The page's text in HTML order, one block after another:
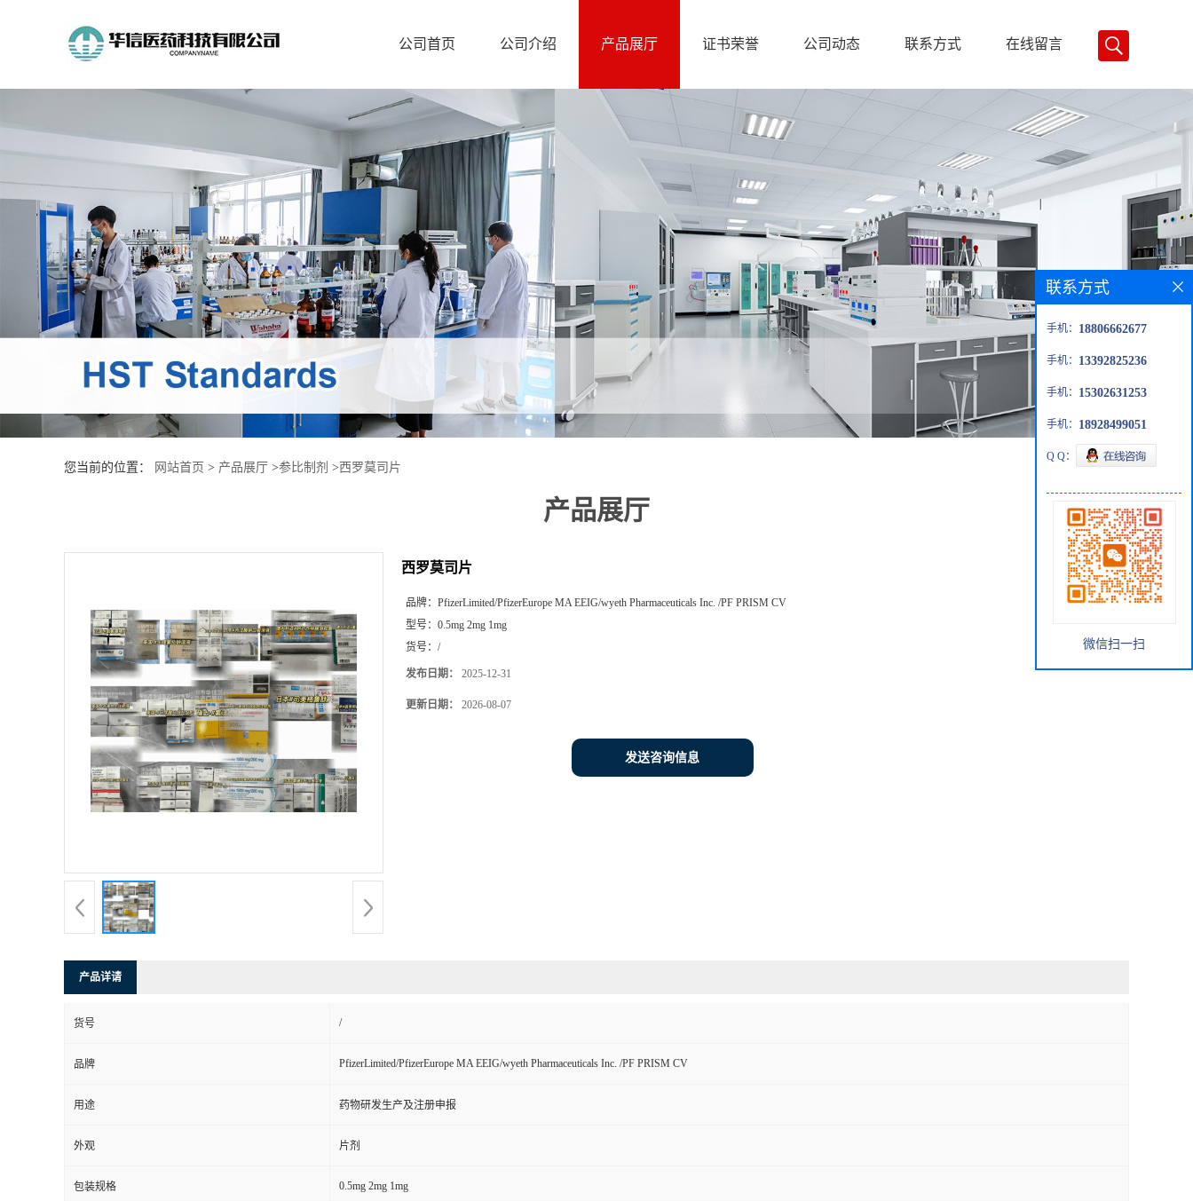
页
司
介
公司首页 公司介绍 产品展厅 证书荣誉 公司动态 联系方式 在线留言
您当前的位置： 网站首页 > 产品展厅 >参比制剂 >西罗莫司片
产品展厅
西罗莫司片
品牌： PfizerLimited/PfizerEurope MA EEIG/wyeth Pharmaceuticals Inc. /PF PRISM CV
型号： 0.5mg 2mg 1mg
货号： /
发布日期： 2025-12-31
更新日期： 2026-08-07
发送咨询信息
产品详请
货号 /
品牌 PfizerLimited/PfizerEurope MA EEIG/wyeth Pharmaceuticals Inc. /PF PRISM CV
用途 药物研发生产及注册申报
外观 片剂
包装规格 0.5mg 2mg 1mg
联系方式
手机： 18806662677
手机： 13392825236
手机： 15302631253
手机： 18928499051
Q Q：
微信扫一扫